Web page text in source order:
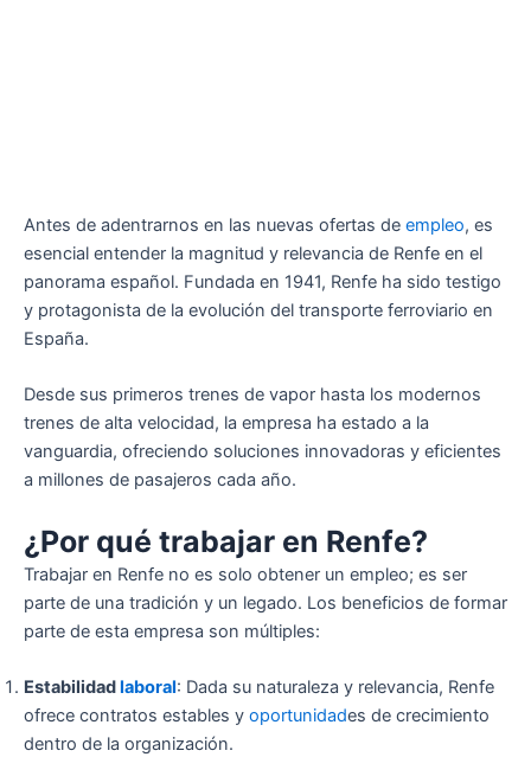
Antes de adentrarnos en las nuevas ofertas de empleo, es
esencial entender la magnitud y relevancia de Renfe en el
panorama español. Fundada en 1941, Renfe ha sido testigo
y protagonista de la evolución del transporte ferroviario en
España.
Desde sus primeros trenes de vapor hasta los modernos
trenes de alta velocidad, la empresa ha estado a la
vanguardia, ofreciendo soluciones innovadoras y eficientes
a millones de pasajeros cada año.
¿Por qué trabajar en Renfe?
Trabajar en Renfe no es solo obtener un empleo; es ser
parte de una tradición y un legado. Los beneficios de formar
parte de esta empresa son múltiples:
Estabilidadlaboral: Dada su naturaleza y relevancia, Renfe
ofrece contratos estables y oportunidades de crecimiento
dentro de la organización.